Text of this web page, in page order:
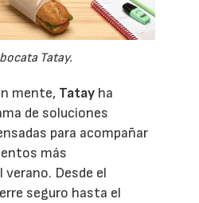
Tatay.
mente, Tatay ha
de soluciones
para acompañar
más
Desde el
seguro hasta el